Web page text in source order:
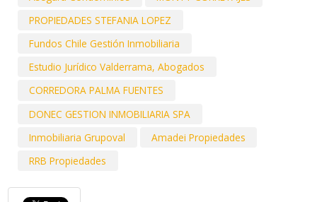
PROPIEDADES STEFANIA LOPEZ
Fundos Chile Gestión Inmobiliaria
Estudio Jurídico Valderrama, Abogados
CORREDORA PALMA FUENTES
DONEC GESTION INMOBILIARIA SPA
Inmobiliaria Grupoval
Amadei Propiedades
RRB Propiedades